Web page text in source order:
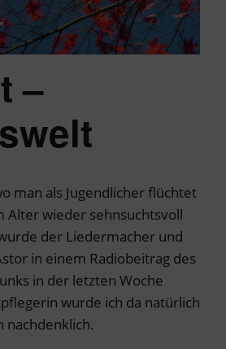
–
man als Jugendlicher flüchtet
Alter wieder sehnsuchtsvoll
der Liedermacher und
in einem Radiobeitrag des
in der letzten Woche
wurde ich da natürlich
nachdenklich.